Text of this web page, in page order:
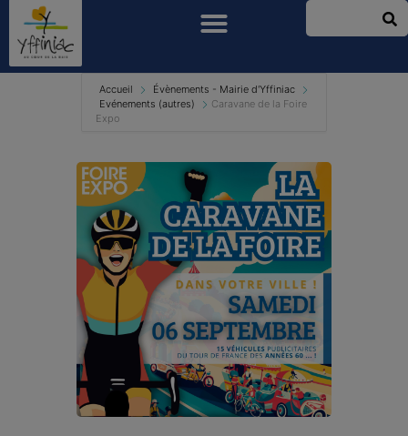
Accueil
Évènements - Mairie d'Yffiniac
Evénements (autres)
Caravane de la Foire
Expo